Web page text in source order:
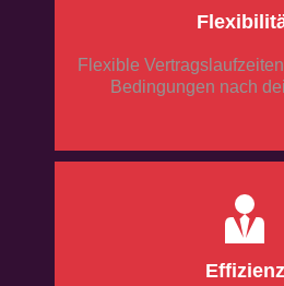
Flexible
Bedingungen nach
Effizienz